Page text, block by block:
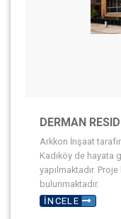
DERMAN
Arkkon İnşaat
Kadıköy de hayata
yapılmaktadır.
bulunmaktadır.
İNCELE